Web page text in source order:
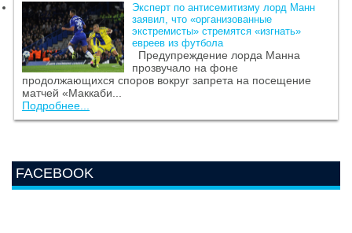
Эксперт по антисемитизму лорд Манн
заявил, что «организованные
экстремисты» стремятся «изгнать»
евреев из футбола
Предупреждение лорда Манна
прозвучало на фоне
продолжающихся споров вокруг запрета на посещение
матчей «Маккаби...
Подробнее...
FACEBOOK